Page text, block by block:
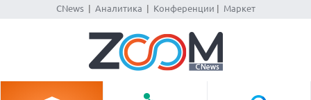
CNews| Аналитика Конференции Маркет